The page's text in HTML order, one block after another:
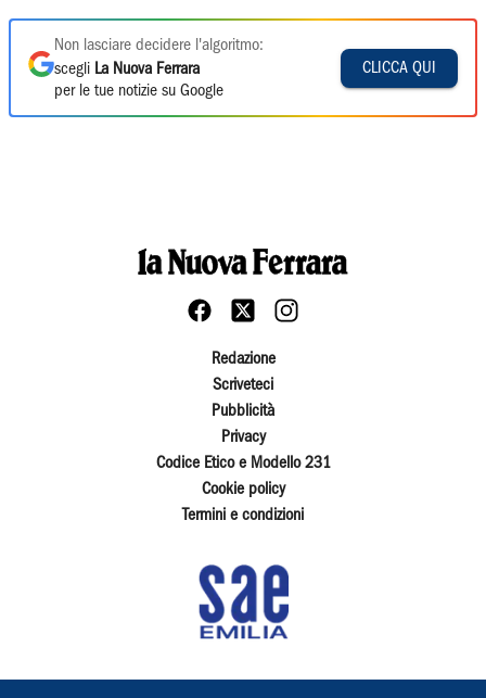
Non lasciare decidere l'algoritmo:
scegli La Nuova Ferrara
per le tue notizie su Google
CLICCA QUI
Redazione
Scriveteci
Pubblicità
Privacy
Codice Etico e Modello 231
Cookie policy
Termini e condizioni